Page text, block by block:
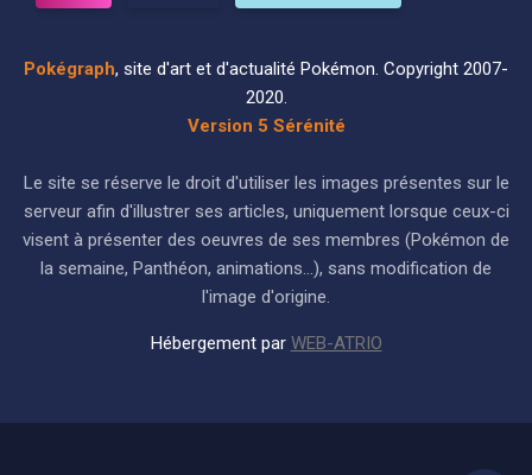
Pokégraph, site d'art et d'actualité Pokémon. Copyright 2007-
2020.
Version 5 Sérénité
Le site se réserve le droit d'utiliser les images présentes sur le
serveur afin d'illustrer ses articles, uniquement lorsque ceux-ci
visent à présenter des oeuvres de ses membres (Pokémon de
la semaine, Panthéon, animations...), sans modification de
l'image d'origine.
Hébergement par WEB-ATRIO